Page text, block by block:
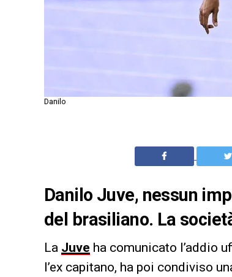
Danilo
Danilo Juve, nessun
del brasiliano. La
La Juve ha comunicato l’addio
l’ex capitano, ha poi condiviso